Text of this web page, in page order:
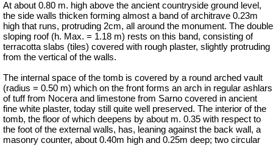
At about 0.80 m. high above the ancient countryside ground level,
the side walls thicken forming almost a band of architrave 0.23m
high that runs, protruding 2cm, all around the monument. The double
sloping roof (h. Max. = 1.18 m) rests on this band, consisting of
terracotta slabs (tiles) covered with rough plaster, slightly protruding
from the vertical of the walls.
The internal space of the tomb is covered by a round arched vault
(radius = 0.50 m) which on the front forms an arch in regular ashlars
of tuff from Nocera and limestone from Sarno covered in ancient
fine white plaster, today still quite well preserved. The interior of the
tomb, the floor of which deepens by about m. 0.35 with respect to
the foot of the external walls, has, leaning against the back wall, a
masonry counter, about 0.40m high and 0.25m deep; two circular